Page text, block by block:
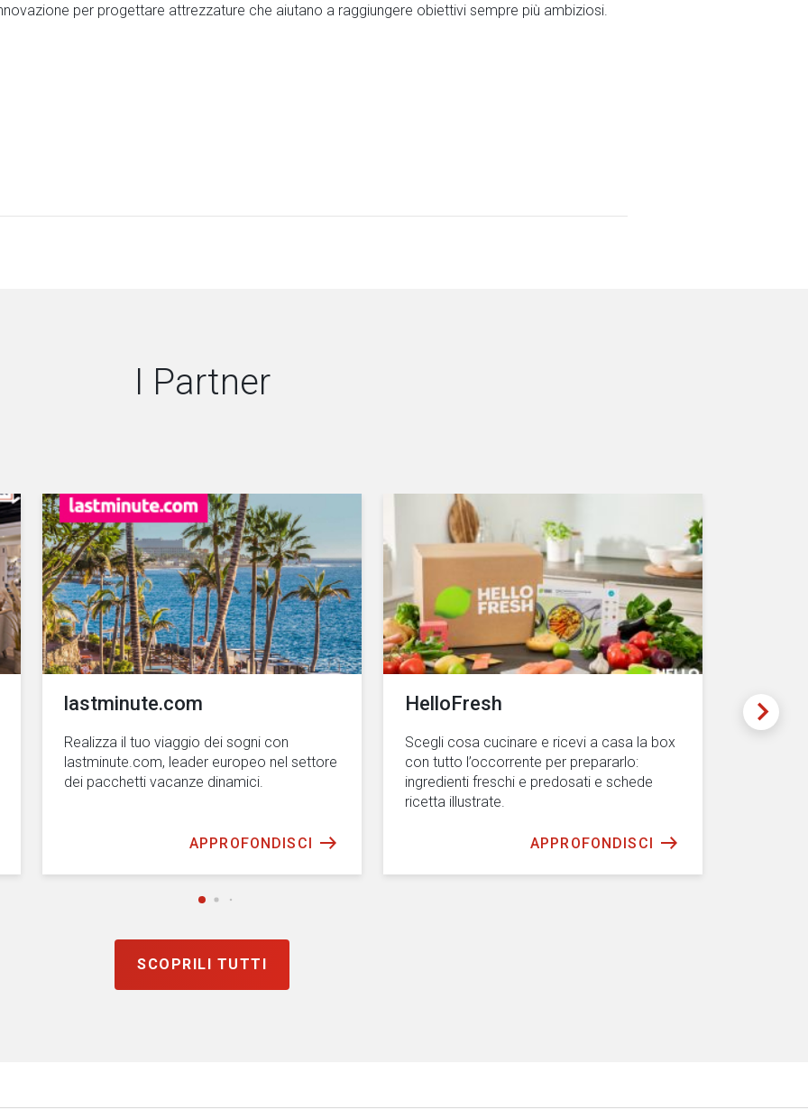
per progettare attrezzature che aiutano a raggiungere obiettivi sempre più ambiziosi.
I Partner
lastminute.com
Realizza il tuo viaggio dei sogni con
lastminute.com, leader europeo nel settore
dei pacchetti vacanze dinamici.
APPROFONDISCI
HelloFresh
Scegli cosa cucinare e ricevi a casa la box
con tutto l’occorrente per prepararlo:
ingredienti freschi e predosati e schede
ricetta illustrate.
APPROFONDISCI
SCOPRILI TUTTI